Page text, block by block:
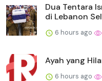
Dua Tentara
di Lebanon
6 hours ago
Ayah yang
6 hours ago